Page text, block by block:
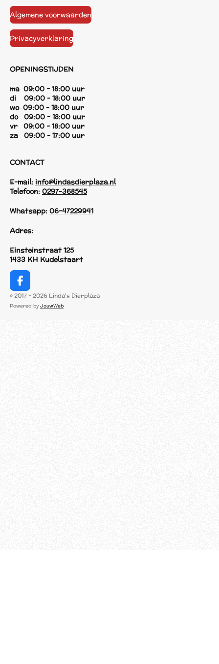
Algemene voorwaarden
Privacyverklaring
OPENINGSTIJDEN
ma 09:00 - 18:00 uur
di 09:00 - 18:00 uur
wo 09:00 - 18:00 uur
do 09:00 - 18:00 uur
vr 09:00 - 18:00 uur
za 09:00 - 17:00 uur
CONTACT
E-mail: info@lindasdierplaza.nl
Telefoon: 0297-368545
Whatsapp: 06-47229941
Adres:
Einsteinstraat 125
1433 KH Kudelstaart
F
a
c
© 2017 - 2026 Linda's Dierplaza
Powered by JouwWeb